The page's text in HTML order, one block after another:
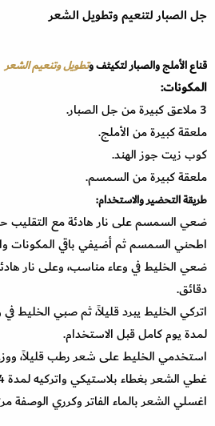
جل الصبار لتنعيم وتطويل الشعر
قناع الأملج والصبار لتكيثف وتطويل وتنعيم الشعر
المكونات:
3 ملاعق كبيرة من جل الصبار.
ملعقة كبيرة من الأملج.
كوب زيت جوز الهند.
ملعقة كبيرة من السمسم.
طريقة التحضير والاستخدام:
ضعي السمسم على نار هادئة مع التقليب
اطحني السمسم ثم أضيفي باقي المكونات
دقائق.
اتركي الخليط يبرد قليلاً، ثم صبي الخليط
لمدة يوم كامل قبل الاستخدام.
استخدمي الخليط على شعر رطب قليلاً،
غطي الشعر بغطاء بلاستيكي واتركيه لمدة 4 ساعات.
اغسلي الشعر بالماء الفاتر وكرري الوصفة